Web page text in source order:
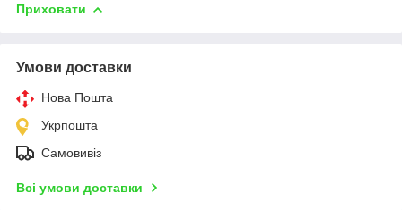
Приховати
Умови доставки
Нова Пошта
Укрпошта
Самовивіз
Всі умови доставки